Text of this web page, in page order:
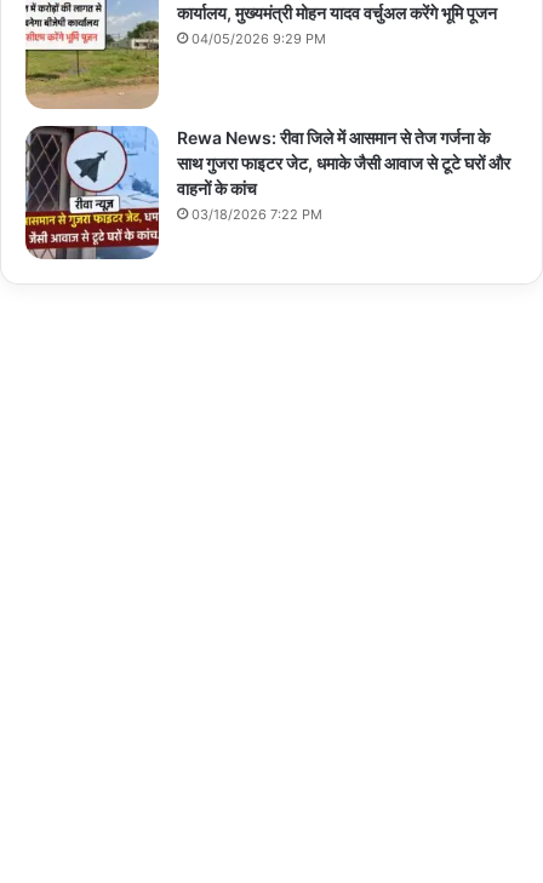
कार्यालय, मुख्यमंत्री मोहन यादव वर्चुअल करेंगे भूमि पूजन
04/05/2026 9:29 PM
Rewa News: रीवा जिले में आसमान से तेज गर्जना के
साथ गुजरा फाइटर जेट, धमाके जैसी आवाज से टूटे घरों और
वाहनों के कांच
03/18/2026 7:22 PM